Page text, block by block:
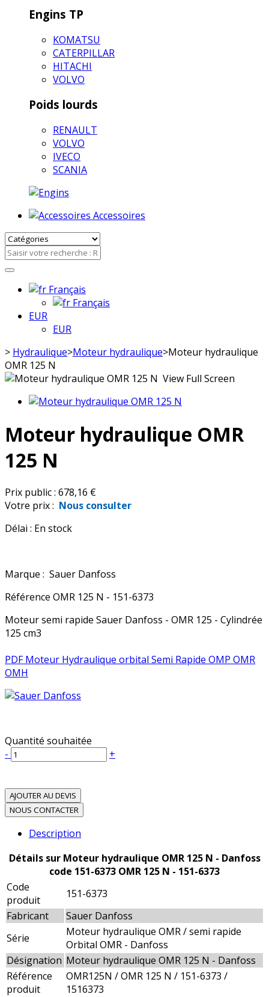
Engins TP
KOMATSU
CATERPILLAR
HITACHI
VOLVO
Poids lourds
RENAULT
VOLVO
IVECO
SCANIA
Accessoires
Français
Français
EUR
EUR
> Hydraulique>Moteur hydraulique>Moteur hydraulique
OMR 125 N
View Full Screen
Moteur hydraulique OMR
125 N
Prix public : 678,16 €
Votre prix : Nous consulter
Délai : En stock
Marque : Sauer Danfoss
Référence OMR 125 N - 151-6373
Moteur semi rapide Sauer Danfoss - OMR 125 - Cylindrée
125 cm3
PDF Moteur Hydraulique orbital Semi Rapide OMP OMR
OMH
Quantité souhaitée
-
+
AJOUTER AU DEVIS
NOUS CONTACTER
Description
Détails sur Moteur hydraulique OMR 125 N - Danfoss
code 151-6373 OMR 125 N - 151-6373
Code
produit
151-6373
Fabricant
Sauer Danfoss
Série
Moteur hydraulique OMR / semi rapide
Orbital OMR - Danfoss
Désignation Moteur hydraulique OMR 125 N - Danfoss
Référence
produit
OMR125N / OMR 125 N / 151-6373 /
1516373